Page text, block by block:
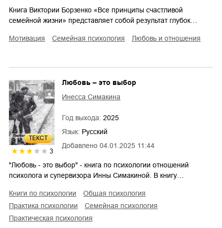
Книга Виктории Борзенко «Все принципы счастливой
семейной жизни» представляет собой результат глубок…
мотивация семейная психология любовь и отношения
ТЕКСТ
3
Добавлено 04.01.2025 11:44
Любовь – это выбор
Инесса Симакина
Год выхода: 2025
Язык: Русский
"Любовь - это выбор" - книга по психологии отношений
психолога и супервизора Инны Симакиной. В книгу…
книги по психологии
общая психология
практика психологии
семейная психология
практическая психология